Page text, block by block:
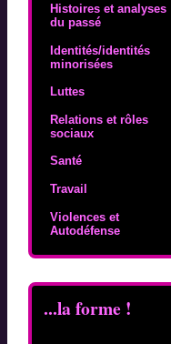
Histoires et analyses
du passé
Identités/identités
minorisées
Luttes
Relations et rôles
sociaux
Santé
Travail
Violences et
Autodéfense
...la forme !